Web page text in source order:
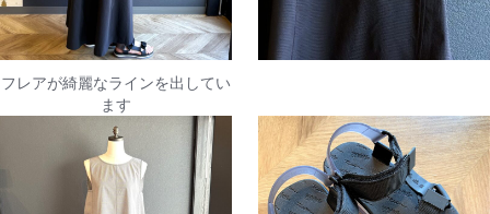
フレアが綺麗なラインを出してい
ます